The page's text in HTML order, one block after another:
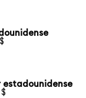
estadounidense